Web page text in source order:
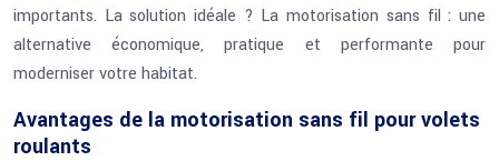
importants. La solution idéale ? La motorisation sans fil : une
alternative économique, pratique et performante pour
moderniser votre habitat.
Avantages de la motorisation sans fil pour volets
roulants